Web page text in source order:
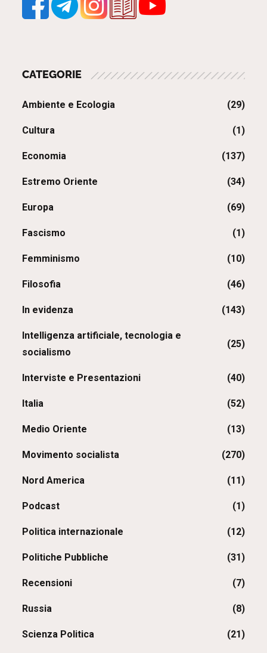
CATEGORIE
Ambiente e Ecologia (29)
Cultura (1)
Economia (137)
Estremo Oriente (34)
Europa (69)
Fascismo (1)
Femminismo (10)
Filosofia (46)
In evidenza (143)
Intelligenza artificiale, tecnologia e
socialismo
(25)
Interviste e Presentazioni (40)
Italia (52)
Medio Oriente (13)
Movimento socialista (270)
Nord America (11)
Podcast (1)
Politica internazionale (12)
Politiche Pubbliche (31)
Recensioni (7)
Russia (8)
Scienza Politica (21)